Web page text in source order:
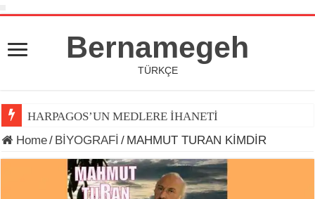
Bernamegeh
TÜRKÇE
HARPAGOS’UN MEDLERE İHANETİ
Home/ BİYOGRAFİ / MAHMUT TURAN KİMDİR